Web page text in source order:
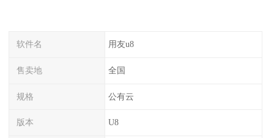
软件名 用友u8
售卖地 全国
规格 公有云
版本 U8